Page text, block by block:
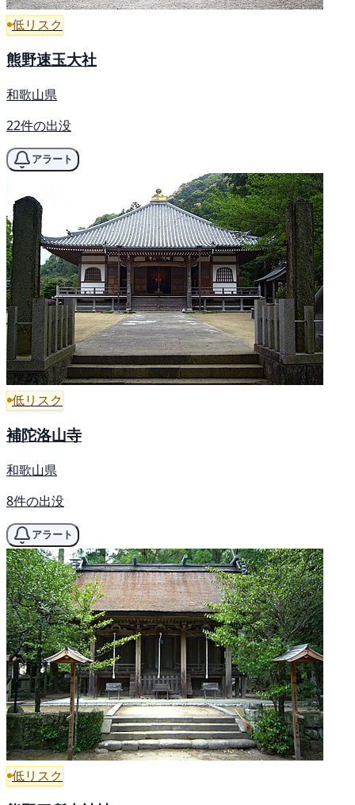
低リスク
熊野速玉大社
和歌山県
22件の出没
アラート
低リスク
補陀洛山寺
和歌山県
8件の出没
アラート
低リスク